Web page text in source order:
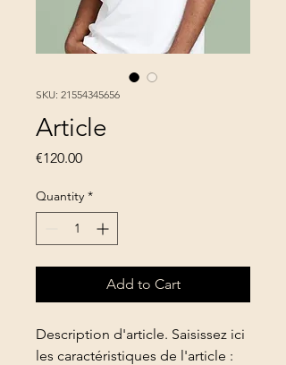
SKU: 21554345656
Article
€120.00Price
Quantity *
Add to Cart
Description d'article. Saisissez ici
les caractéristiques de l'article :